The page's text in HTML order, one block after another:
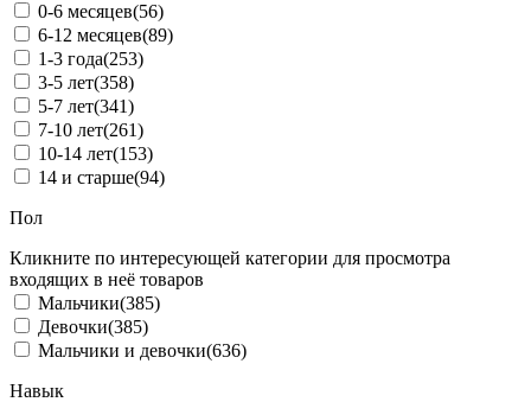
0-6 месяцев(56)
6-12 месяцев(89)
1-3 года(253)
3-5 лет(358)
5-7 лет(341)
7-10 лет(261)
10-14 лет(153)
14 и старше(94)
Пол
Кликните по интересующей категории для просмотра
входящих в неё товаров
Мальчики(385)
Девочки(385)
Мальчики и девочки(636)
Навык